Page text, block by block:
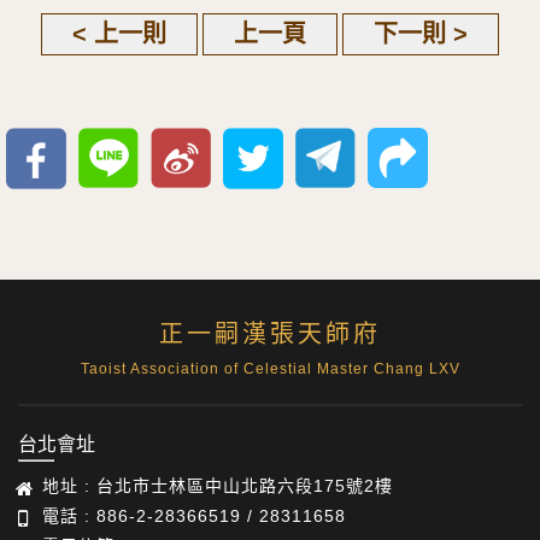
< 上一則 上一頁 下一則 >
正一嗣漢張天師府
Taoist Association of Celestial Master Chang LXV
台北會址
地址 : 台北市士林區中山北路六段175號2樓
電話 : 886-2-28366519 / 28311658